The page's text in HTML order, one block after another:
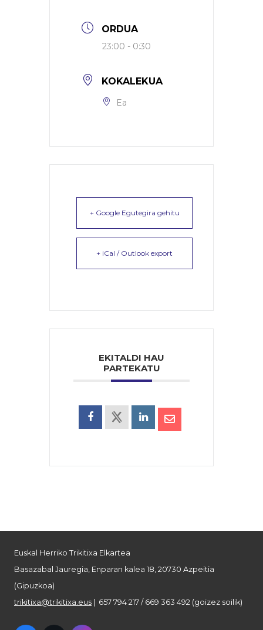
ORDUA
23:00 - 0:30
KOKALEKUA
Ea
+ Google Egutegira gehitu
+ iCal / Outlook export
EKITALDI HAU
PARTEKATU
Euskal Herriko Trikitixa Elkartea
Basazabal Jauregia, Enparan kalea 18, 20730 Azpeitia
(Gipuzkoa)
trikitixa@trikitixa.eus | 657 794 217 / 669 363 492 (goizez soilik)